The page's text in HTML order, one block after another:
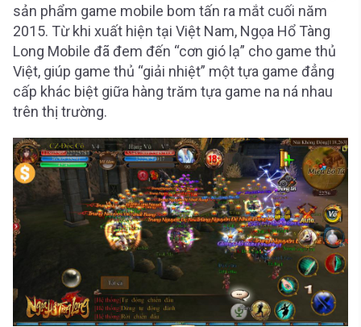
sản phẩm game mobile bom tấn ra mắt cuối năm
2015. Từ khi xuất hiện tại Việt Nam, Ngọa Hổ Tàng
Long Mobile đã đem đến “cơn gió lạ” cho game thủ
Việt, giúp game thủ “giải nhiệt” một tựa game đẳng
cấp khác biệt giữa hàng trăm tựa game na ná nhau
trên thị trường.